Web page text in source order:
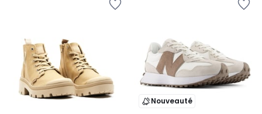
Nouveauté